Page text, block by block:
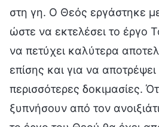
στη γη. Ο Θεός εργάστηκε
ώστε να εκτελέσει το έργο
να πετύχει καλύτερα
επίσης και για να
περισσότερες δοκιμασίες.
ξυπνήσουν από τον